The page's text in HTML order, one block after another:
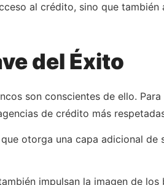
al crédito, sino que también
del Éxito
son conscientes de ello. Para
de crédito más
otorga una capa adicional de
impulsan la imagen de